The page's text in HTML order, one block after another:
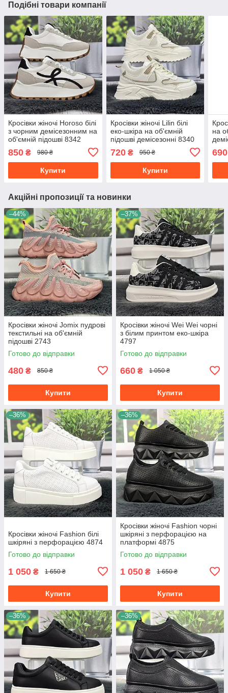
Подібні товари компанії
Кросівки жіночі Horoso білі
з чорним демісезонним на
об'ємній підошві 8342
850 ₴ 980 ₴
Купити
Кросівки жіночі Lilin білі
еко-шкіра на об'ємній
підошві демісезонні 8340
720₴ 950 ₴
Купити
на
690
Акційні пропозиції та новинки
–44%
Кросівки жіночі Jomix пудрові
текстильні на об'ємній
підошві 2743
Готово до відправки
480 ₴ 850 ₴
Купити
–37%
Кросівки жіночі Wei Wei чорні
з білим принтом еко-шкіра
4797
Готово до відправки
660 ₴ 1 050 ₴
Купити
–36%
Кросівки жіночі Fashion білі
шкіряні з перфорацією 4874
Готово до відправки
1 050 ₴ 1 650 ₴
Купити
–36%
Кросівки жіночі Fashion чорні
шкіряні з перфорацією на
платформі 4875
Готово до відправки
1 050 ₴ 1 650 ₴
Купити
–36% –36%